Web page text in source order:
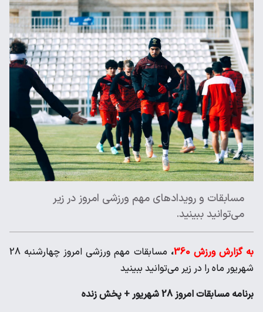
مسابقات و رویدادهای مهم ورزشی امروز در زیر
می‌‌توانید ببینید.
به گزارش ورزش 360 ،
مسابقات مهم ورزشی امروز چهارشنبه 28
شهریور ماه را در زیر می‌‌توانید ببینید
برنامه مسابقات امروز 28 شهریور + پخش زنده